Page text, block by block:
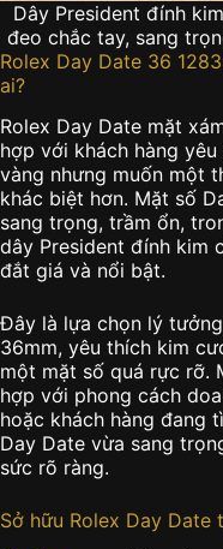
Dây President đính
đeo chắc tay, sang
Rolex Day Date 36
ai?
Rolex Day Date mặt
hợp với khách hàng
vàng nhưng muốn một
khác biệt hơn. Mặt số
sang trọng, trầm ổn,
dây President đính kim
đắt giá và nổi bật.
Đây là lựa chọn lý
36mm, yêu thích kim
một mặt số quá rực rỡ.
hợp với phong cách
hoặc khách hàng đang
Day Date vừa sang
sức rõ ràng.
Sở hữu Rolex Day Date